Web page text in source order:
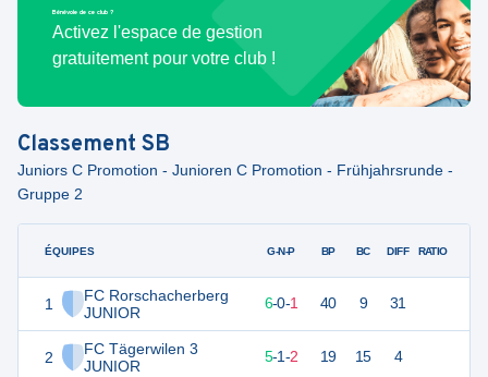
Bénévole de ce club ?
Activez l'espace de gestion
gratuitement pour votre club !
Classement SB
Juniors C Promotion - Junioren C Promotion - Frühjahrsrunde -
Gruppe 2
ÉQUIPES
1
FC Rorschacherberg
JUNIOR
2
FC Tägerwilen 3
JUNIOR
G-N-P BP BC DIFF RATIO
18 6-0-1 40 9 31
16 5-1-2 19 15 4